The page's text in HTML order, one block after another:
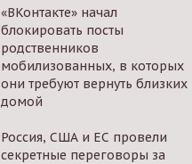
«ВКонтакте» начал
блокировать посты
родственников
мобилизованных, в которых
они требуют вернуть близких
домой
Россия, США и ЕС провели
секретные переговоры за